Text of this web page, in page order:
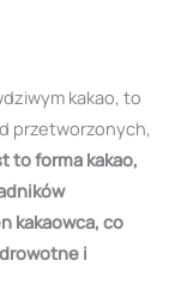
kakao, to
przetworzonych,
to forma kakao,
kakaowca, co
i